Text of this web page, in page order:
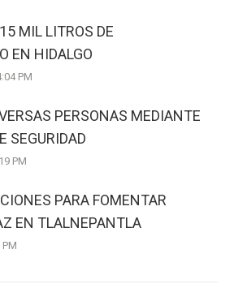
MIL LITROS DE
EN HIDALGO
PM
PERSONAS MEDIANTE
SEGURIDAD
PM
PARA FOMENTAR
EN TLALNEPANTLA